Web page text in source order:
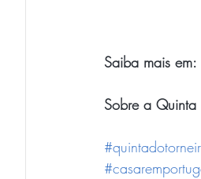
Saiba mais em:
Sobre a Quinta